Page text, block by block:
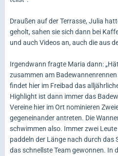
Draußen auf der Terrasse, Julia
geholt, sahen sie sich dann bei
und auch Videos an, auch die aus
Irgendwann fragte Maria dann:
zusammen am
findet hier im Freibad das
Highlight ist dann immer das
Vereine hier im Ort nominieren
gegeneinander antreten. Die
schwimmen also. Immer zwei
paddeln der Länge nach durch das
das schnellste Team gewonnen. In